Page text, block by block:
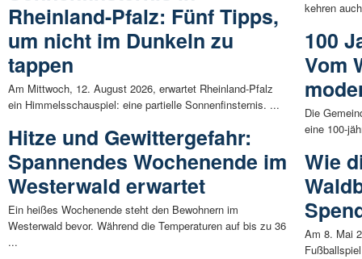
Rheinland-Pfalz: Fünf Tipps,
um nicht im Dunkeln zu
tappen
Am Mittwoch, 12. August 2026, erwartet Rheinland-Pfalz
ein Himmelsschauspiel: eine partielle Sonnenfinsternis. ...
Hitze und Gewittergefahr:
Spannendes Wochenende im
Westerwald erwartet
Ein heißes Wochenende steht den Bewohnern im
Westerwald bevor. Während die Temperaturen auf bis zu 36
...
kehren
100
Vom
Die
eine 100-
Wie
Am 8. Mai